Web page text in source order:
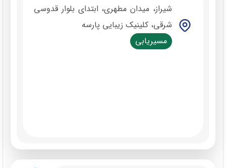
شیراز، میدان مطهری، ابتدای بلوار قدوسی
شرقی، کلینیک زیبایی پارسه
مسیریابی